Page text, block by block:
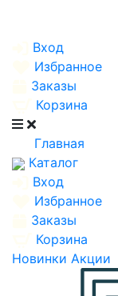
Вход
Избранное
Заказы
Корзина
Главная
Каталог
Вход
Избранное
Заказы
Корзина
Новинки Акции